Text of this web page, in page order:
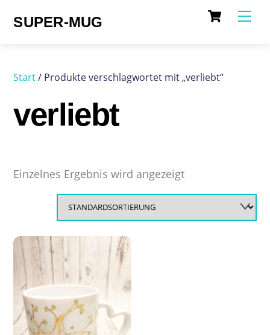
Cart
SUPER-MUG
Start/ Produkte verschlagwortet mit „verliebt“
verliebt
Einzelnes Ergebnis wird angezeigt